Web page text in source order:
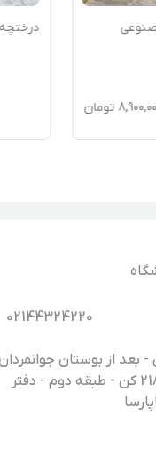
تومان
درختچه
02144324220
از بوستان
- خروجی کن - جایگاه سوخت 218 کن - طبقه دوم - دفتر